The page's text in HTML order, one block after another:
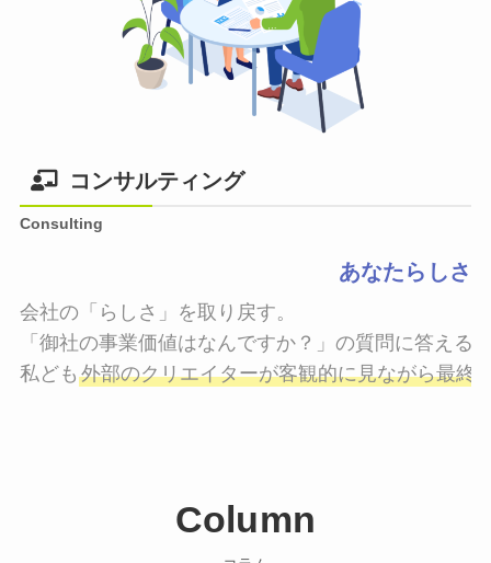
コンサルティング
Consulting
あなたらしさ
会社の「らしさ」を取り戻す。
「御社の事業価値はなんですか？」の質問に答える
私ども 外部のクリエイターが客観的に見ながら最終
Column